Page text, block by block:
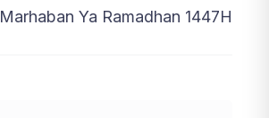
Marhaban Ya Ramadhan 1447H